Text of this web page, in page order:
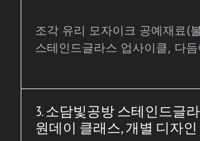
조각 유리 모자이크 공예재료(
스테인드글라스 업사이클, 다듬
3. 소담빛공방 스테인드글
원데이 클래스, 개별 디자인